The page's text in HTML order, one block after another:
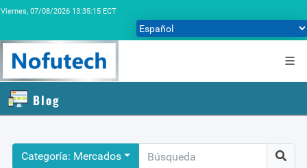
Viernes, 07/08/2026 13:35:15 ECT
Blog
Categoría: Mercados